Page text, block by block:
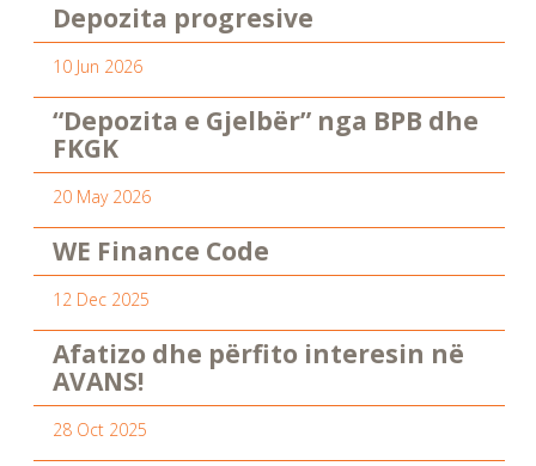
Depozita progresive
10 Jun 2026
“Depozita e Gjelbër” nga BPB dhe
FKGK
20 May 2026
WE Finance Code
12 Dec 2025
Afatizo dhe përfito interesin në
AVANS!
28 Oct 2025